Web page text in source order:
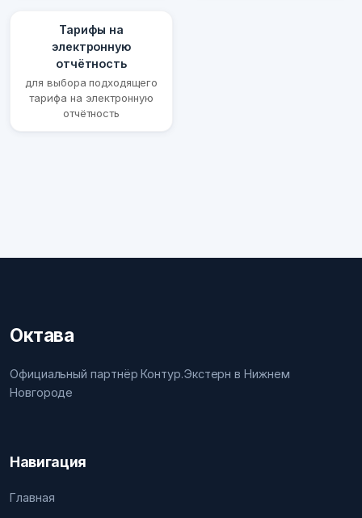
Тарифы на
электронную
отчётность
для выбора подходящего
тарифа на электронную
отчётность
Октава
Официальный партнёр Контур.Экстерн в Нижнем
Новгороде
Навигация
Главная